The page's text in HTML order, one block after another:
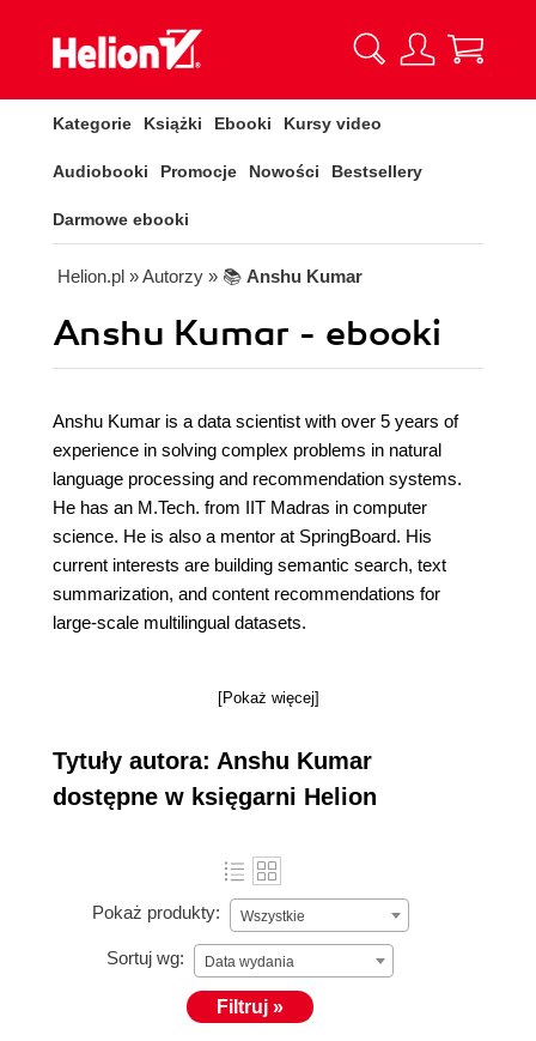
Kategorie Książki Ebooki Kursy video
Audiobooki Promocje Nowości Bestsellery
Darmowe ebooki
Helion.pl » Autorzy » 📚 Anshu Kumar
Anshu Kumar - ebooki
Anshu Kumar is a data scientist with over 5 years of
experience in solving complex problems in natural
language processing and recommendation systems.
He has an M.Tech. from IIT Madras in computer
science. He is also a mentor at SpringBoard. His
current interests are building semantic search, text
summarization, and content recommendations for
large-scale multilingual datasets.
[Pokaż więcej]
Tytuły autora: Anshu Kumar
dostępne w księgarni Helion
Pokaż produkty: Wszystkie
Sortuj wg: Data wydania
Filtruj »